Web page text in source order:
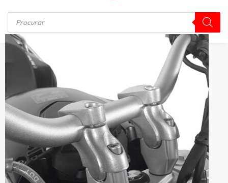
Início / RISER GUIDÃO Riser Adaptador Guidao F800gs 2008+ Spta273 Scam Prata